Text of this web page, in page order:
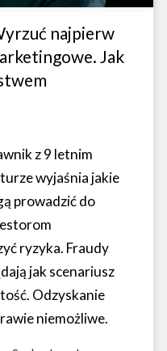
najpierw
Jak
z 9 letnim
wyjaśnia jakie
prowadzić do
ryzyka. Fraudy
jak scenariusz
Odzyskanie
niemożliwe.